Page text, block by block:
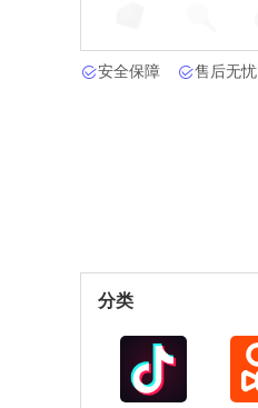
安全保障 售后无忧
分类